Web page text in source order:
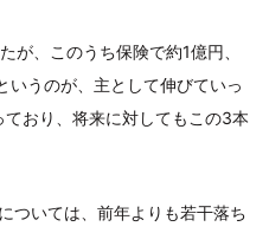
が、このうち保険で約1億円、
うのが、主として伸びていっ
おり、将来に対してもこの3本
ついては、前年よりも若干落ち